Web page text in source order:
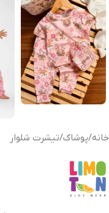
خانه/پوشاک/تیشرت شلوار